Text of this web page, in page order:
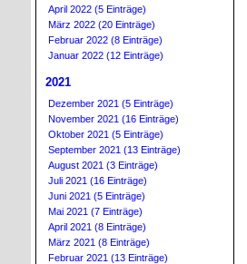
April 2022 (5 Einträge)
März 2022 (20 Einträge)
Februar 2022 (8 Einträge)
Januar 2022 (12 Einträge)
2021
Dezember 2021 (5 Einträge)
November 2021 (16 Einträge)
Oktober 2021 (5 Einträge)
September 2021 (13 Einträge)
August 2021 (3 Einträge)
Juli 2021 (16 Einträge)
Juni 2021 (5 Einträge)
Mai 2021 (7 Einträge)
April 2021 (8 Einträge)
März 2021 (8 Einträge)
Februar 2021 (13 Einträge)